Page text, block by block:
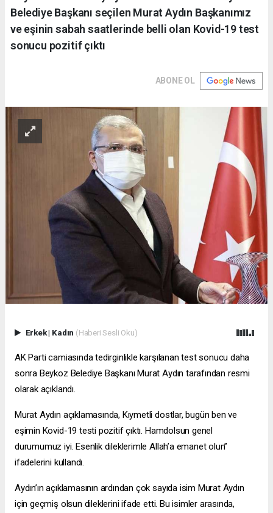
Belediye Başkanı seçilen Murat Aydın Başkanımız
ve eşinin sabah saatlerinde belli olan Kovid-19 test
sonucu pozitif çıktı
ABONE OL
Erkek| Kadın (Haberi Sesli Oku)
AK Parti camiasında tedirginlikle karşılanan test sonucu daha
sonra Beykoz Belediye Başkanı Murat Aydın tarafından resmi
olarak açıklandı.
Murat Aydın açıklamasında, Kıymetli dostlar, bugün ben ve
eşimin Kovid-19 testi pozitif çıktı. Hamdolsun genel
durumumuz iyi. Esenlik dileklerimle Allah’a emanet olun”
ifadelerini kullandı.
Aydın’ın açıklamasının ardından çok sayıda isim Murat Aydın
için geçmiş olsun dileklerini ifade etti. Bu isimler arasında,